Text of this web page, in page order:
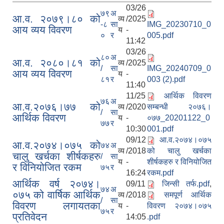
आ.व. २०७९।८० को
आय व्यय विवरण
७९
-८
०
अ
सा
र
व्य
य
03/26
/2025
-
11:42
IMG_20230710_0
005.pdf
आ.व. २०८०।८१ को
आय व्यय विवरण
८०
/
८१
अ
सा
र
व्य
य
03/26
/2025
-
11:40
IMG_20240709_0
003 (2).pdf
आ.व.२०७६।७७ को
आर्थिक विवरण
७६
/
७७
अ
सा
र
व्य
य
11/25
/2020
-
10:30
आर्थिक विवरण
सम्बन्धी २०७६।
०७७_20201122_0
001.pdf
आ.व.२०७४।०७५ को
चालु खर्चका शीर्षकहरु
र विनियोजित रकम
७४
/
७५
अ
सा
र
व्य
य
09/12
/2018
-
16:24
आ.व.२०७४।०७५
को चालु खर्चका
शीर्षकहरु र विनियोजित
रकम.pdf
आर्थिक वर्ष २०७४।
०७५ को वार्षिक आर्थिक
विवरण लगायतका
प्रतिवेदन
७४
/
७५
अ
सा
र
व्य
य
09/11
/2018
-
14:05
जिन्सी तर्फ.pdf,
समपूर्ण आर्थिक
विवरण २०७४।०७५
.pdf